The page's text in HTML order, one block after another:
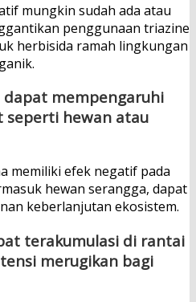
mungkin sudah ada atau
penggunaan triazine
herbisida ramah lingkungan
dapat mempengaruhi
seperti hewan atau
memiliki efek negatif pada
hewan serangga, dapat
keberlanjutan ekosistem.
terakumulasi di rantai
merugikan bagi